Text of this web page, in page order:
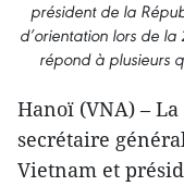
président de la
d’orientation lors de
répond à plusieurs
Hanoï (VNA) –
secrétaire
Vietnam et